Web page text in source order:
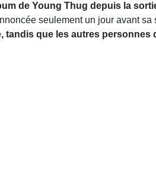
de Young Thug depuis la
seulement un jour avant sa
que les autres